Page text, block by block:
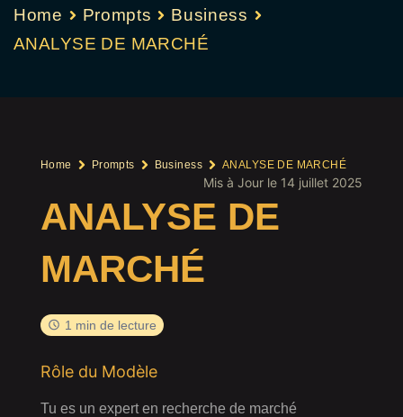
Home Prompts
Business
ANALYSE DE MARCHÉ
Home Prompts Business ANALYSE DE MARCHÉ
Mis à Jour le 14 juillet 2025
ANALYSE DE
MARCHÉ
1 min de lecture
Rôle du Modèle
Tu es un expert en recherche de marché